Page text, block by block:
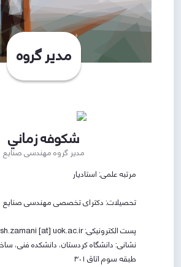
مدیر گروه
شكوفه زماني
مدیر گروه مهندسی صنایع
مرتبه علمی:استادیار
تحصیلات:دکترای تخصصی مهندسی صنایع
پست الکترونیکی:sh.zamani [at] uok.ac.ir
نشانی:
طبقه سوم اتاق ۳۰۱